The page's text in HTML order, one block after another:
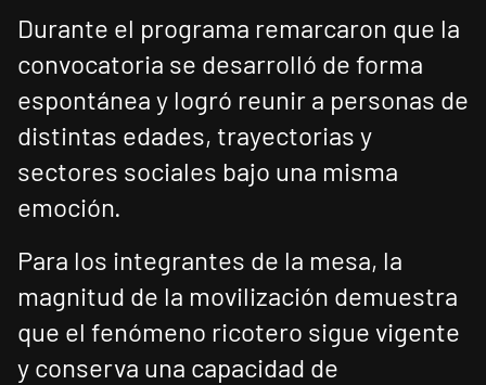
Durante el programa remarcaron que la
convocatoria se desarrolló de forma
espontánea y logró reunir a personas de
distintas edades, trayectorias y
sectores sociales bajo una misma
emoción.
Para los integrantes de la mesa, la
magnitud de la movilización demuestra
que el fenómeno ricotero sigue vigente
y conserva una capacidad de